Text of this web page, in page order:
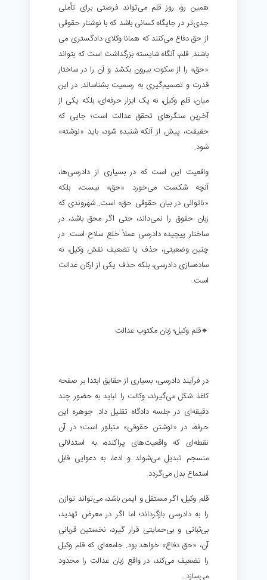
همین رو، روز قلم می‌تواند فرصتی برای تأملی
جدی‌تر در جایگاه کسانی باشد که با نوشتار حقوقی
از حق دفاع می‌کنند که همانا وکلای دادگستری می
باشند. قلم، آنگاه شایسته بزرگداشت است که بتواند
«حق» را از سکوت بیرون بکشد و آن را در ساختار
قدرت و تصمیم‌گیری به رسمیت بشناساند. در این
میان، قلمِ وکیل، نه یک ابزار حرفه‌ای، بلکه یکی از
آخرین سنگرهای تحقق عدالت است؛ جایی که
حقیقت، پیش از آنکه شنیده شود، باید «نوشته»
شود.
واقعیت این است که در بسیاری از دادرسی‌ها،
آنچه شکست می‌خورد «حق» نیست، بلکه
«ناتوانی در بیان حقوقی حق» است. شهروندی که
زبان حقوق را نمی‌داند، حتی اگر محق باشد، در
ساختار پیچیده دادرسی عملاً خلع سلاح است. در
چنین وضعیتی، حذف یا تضعیف نقش وکیل، نه
ساده‌سازی دادرسی، بلکه حذف یکی از ارکان عدالت
است.
🔹قلم وکیل؛ زبان مکتوب عدالت
در فرآیند دادرسی، بسیاری از حقایق ابتدا بر صفحه
کاغذ شکل می‌گیرند، وکالت را نباید به حضور چند
دقیقه‌ای در جلسه دادگاه تقلیل داد. جوهره این
حرفه، در «نوشتن حقوقی» متبلور است؛ در آن
نقطه‌ای که واقعیت‌های پراکنده، به استدلالی
منسجم تبدیل می‌شوند و ادعا، به دعوایی قابل
استماع بدل می‌گردد.
قلم وکیل، اگر مستقل و ایمن باشد، می‌تواند توازن
را به دادرسی بازگرداند؛ اما اگر در معرض تهدید،
بی‌ثباتی و بی‌حمایتی قرار گیرد، نخستین قربانی
آن، «حق دفاع» خواهد بود. جامعه‌ای که قلم وکیل
را تضعیف می‌کند، در واقع زبان عدالت را محدود
می‌سازد.